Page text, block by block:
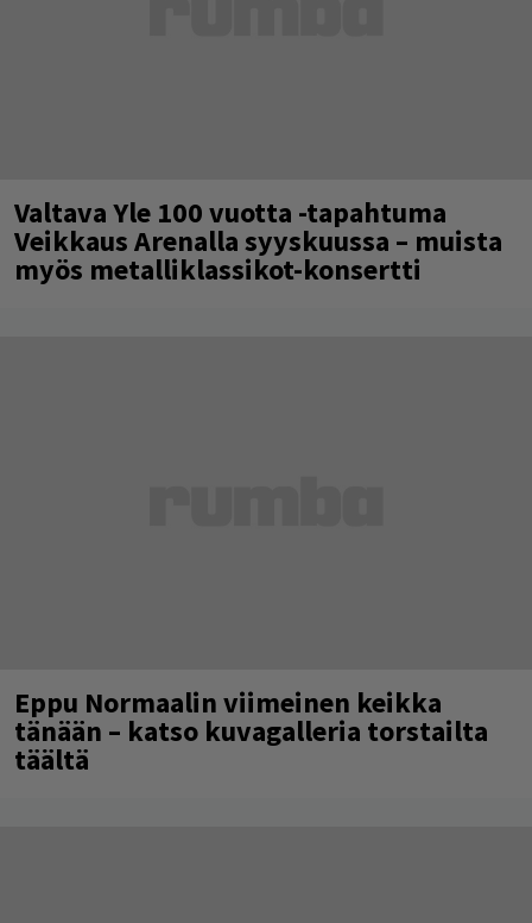
Valtava Yle 100 vuotta -tapahtuma
Veikkaus Arenalla syyskuussa – muista
myös metalliklassikot-konsertti
Eppu Normaalin viimeinen keikka
tänään – katso kuvagalleria torstailta
täältä